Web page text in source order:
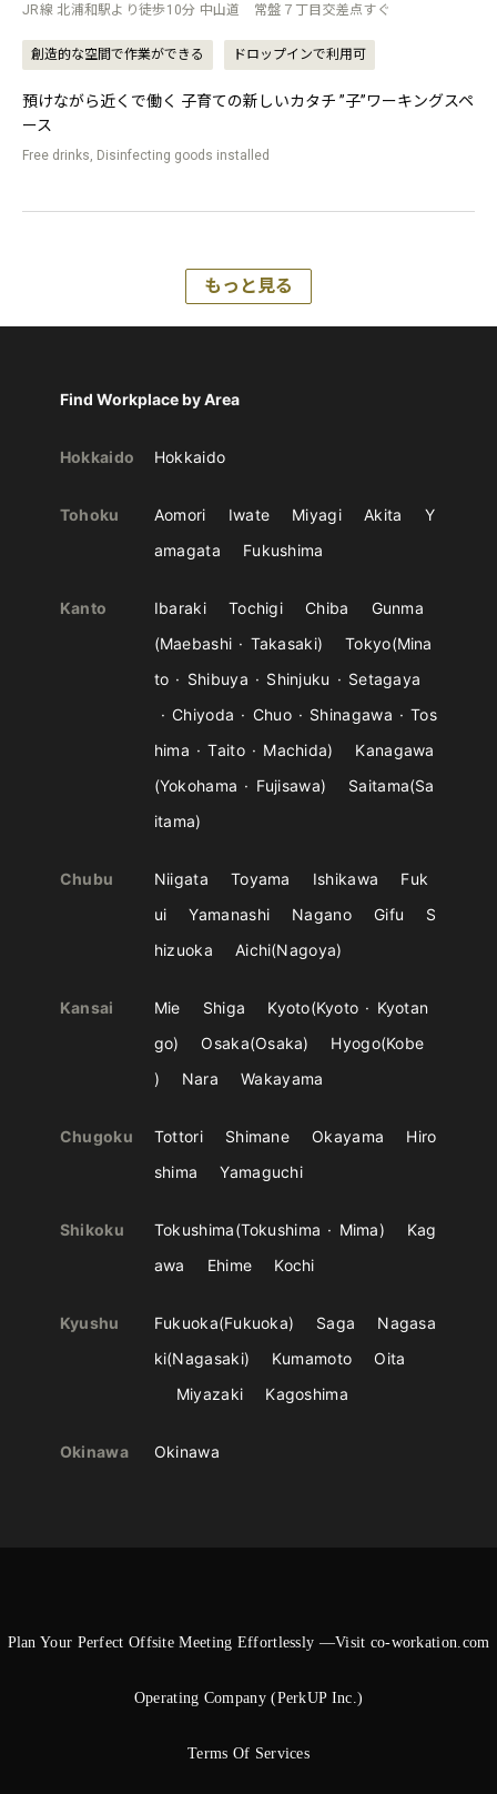
JR線 北浦和駅より徒歩10分 中山道 常盤７丁目交差点すぐ
創造的な空間で作業ができる ドロップインで利用可
預けながら近くで働く 子育ての新しいカタチ ”子”ワーキングスペ
ース
Free drinks, Disinfecting goods installed
もっと見る
Find Workplace by Area
Hokkaido Hokkaido
Tohoku Aomori Iwate Miyagi Akita
Y
amagata
Fukushima
Kanto Ibaraki Tochigi Chiba
Gunma
Maebashi
Takasaki Tokyo Mina
to
Shibuya Shinjuku
Setagaya
Chiyoda
Chuo Shinagawa
Tos
hima
Taito Machida
Kanagawa
Yokohama
Fujisawa Saitama Sa
itama
Chubu Niigata Toyama Ishikawa
Fuk
ui
Yamanashi Nagano Gifu
S
hizuoka
Aichi Nagoya
Kansai Mie Shiga Kyoto Kyoto
Kyotan
go
Osaka Osaka Hyogo Kobe
Nara
Wakayama
Chugoku Tottori Shimane Okayama
Hiro
shima
Yamaguchi
Shikoku Tokushima Tokushima Mima
Kag
awa
Ehime Kochi
Kyushu Fukuoka Fukuoka Saga
Nagasa
ki Nagasaki Kumamoto
Oita
Miyazaki
Kagoshima
Okinawa Okinawa
Plan Your Perfect Offsite Meeting Effortlessly —Visit co-workation.com
Operating Company (PerkUP Inc.)
Terms Of Services